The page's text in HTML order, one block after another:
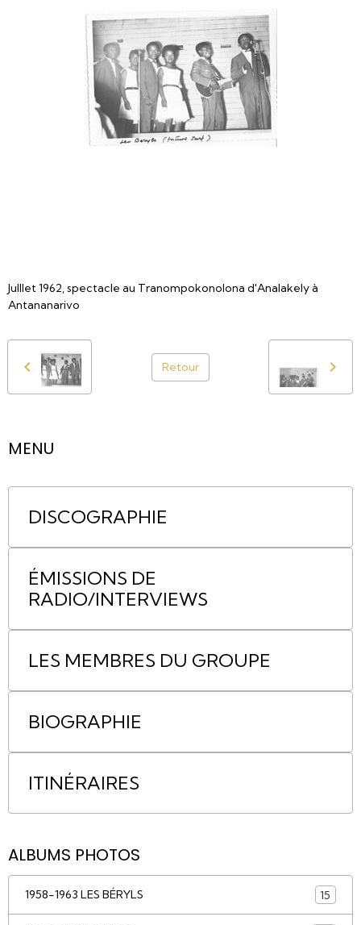
Julllet 1962, spectacle au Tranompokonolona d'Analakely à
Antananarivo
Retour
MENU
DISCOGRAPHIE
ÉMISSIONS DE
RADIO/INTERVIEWS
LES MEMBRES DU GROUPE
BIOGRAPHIE
ITINÉRAIRES
ALBUMS PHOTOS
1958-1963 LES BÉRYLS 15